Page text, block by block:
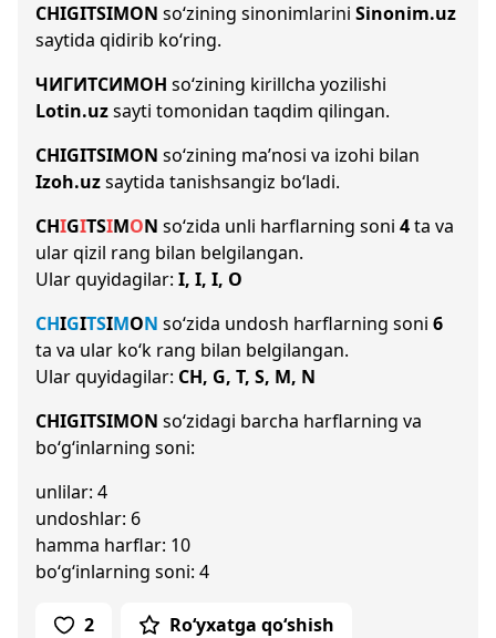
CHIGITSIMON so‘zining sinonimlarini Sinonim.uz
saytida qidirib ko‘ring.
ЧИГИТСИМОН so‘zining kirillcha yozilishi
Lotin.uzsayti tomonidan taqdim qilingan.
CHIGITSIMON so‘zining ma’nosi va izohi bilan
Izoh.uzsaytida tanishsangiz bo‘ladi.
CHIGITSIMON so‘zida unli harflarning soni 4ta va
ular qizil rang bilan belgilangan.
Ular quyidagilar: I, I, I, O
CHIGITSIMON so‘zida undosh harflarning soni 6
ta va ular ko‘k rang bilan belgilangan.
Ular quyidagilar: CH, G, T, S, M, N
CHIGITSIMON so‘zidagi barcha harflarning va
bo‘g‘inlarning soni:
unlilar: 4
undoshlar: 6
hamma harflar: 10
bo‘g‘inlarning soni: 4
2 Ro‘yxatga qo‘shish